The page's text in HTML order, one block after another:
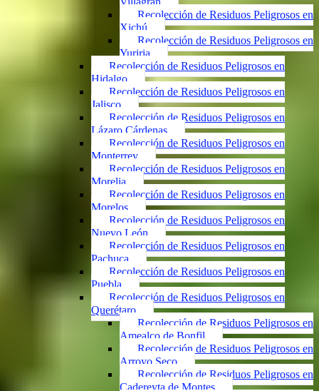
Recolección de Residuos Peligrosos en
Xichú
Recolección de Residuos Peligrosos en
Yuriria
Recolección de Residuos Peligrosos en
Hidalgo
Recolección de Residuos Peligrosos en
Jalisco
Recolección de Residuos Peligrosos en
Lázaro Cárdenas
Recolección de Residuos Peligrosos en
Monterrey
Recolección de Residuos Peligrosos en
Morelia
Recolección de Residuos Peligrosos en
Morelos
Recolección de Residuos Peligrosos en
Nuevo León
Recolección de Residuos Peligrosos en
Pachuca
Recolección de Residuos Peligrosos en
Puebla
Recolección de Residuos Peligrosos en
Querétaro
Recolección de Residuos Peligrosos en
Amealco de Bonfil
Recolección de Residuos Peligrosos en
Arroyo Seco
Recolección de Residuos Peligrosos en
Cadereyta de Montes